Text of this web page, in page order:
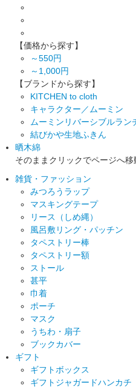
【価格から探す】
～550円
～1,000円
【ブランドから探す】
KITCHEN to cloth
キャラクター／ムーミン
ムーミンリバーシブルラン
結びかや生地ふきん
晒木綿
そのままクリックでページへ移
雑貨・ファッション
みつろうラップ
マスキングテープ
リース（しめ縄）
風呂敷リング・パッチン
タペストリー棒
タペストリー額
ストール
甚平
巾着
ポーチ
マスク
うちわ・扇子
ブックカバー
ギフト
ギフトボックス
ギフトジャガードハンカチ